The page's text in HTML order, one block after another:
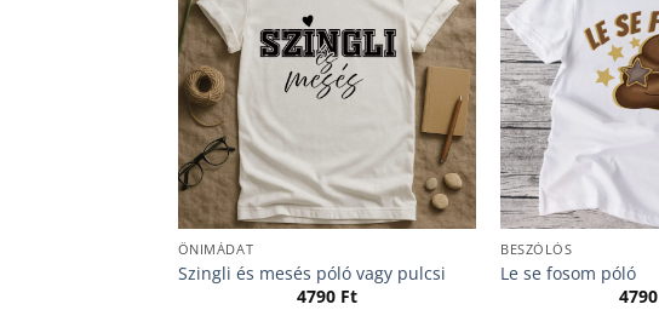
ÖNIMÁDAT
Szingli és mesés póló vagy pulcsi
4790 Ft
BESZÓLÓS
Le se fosom póló
4790